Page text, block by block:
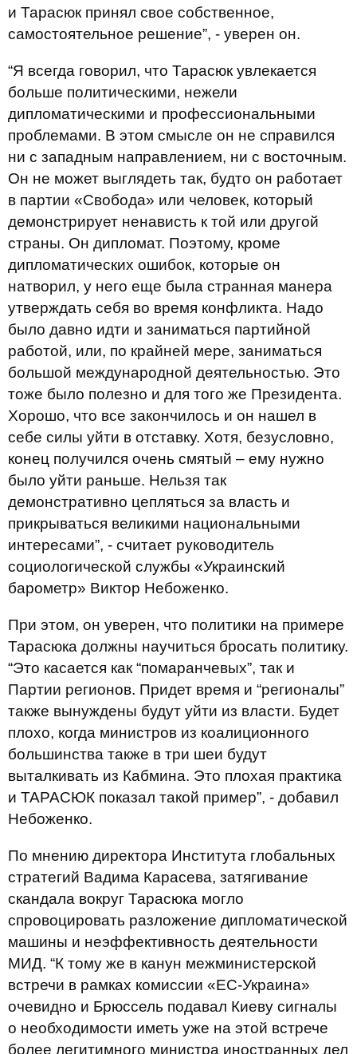
и Тарасюк принял свое собственное,
самостоятельное решение”, - уверен он.
“Я всегда говорил, что Тарасюк увлекается
больше политическими, нежели
дипломатическими и профессиональными
проблемами. В этом смысле он не справился
ни с западным направлением, ни с восточным.
Он не может выглядеть так, будто он работает
в партии «Свобода» или человек, который
демонстрирует ненависть к той или другой
страны. Он дипломат. Поэтому, кроме
дипломатических ошибок, которые он
натворил, у него еще была странная манера
утверждать себя во время конфликта. Надо
было давно идти и заниматься партийной
работой, или, по крайней мере, заниматься
большой международной деятельностью. Это
тоже было полезно и для того же Президента.
Хорошо, что все закончилось и он нашел в
себе силы уйти в отставку. Хотя, безусловно,
конец получился очень смятый – ему нужно
было уйти раньше. Нельзя так
демонстративно цепляться за власть и
прикрываться великими национальными
интересами”, - считает руководитель
социологической службы «Украинский
барометр» Виктор Небоженко.
При этом, он уверен, что политики на примере
Тарасюка должны научиться бросать политику.
“Это касается как “помаранчевых”, так и
Партии регионов. Придет время и “регионалы”
также вынуждены будут уйти из власти. Будет
плохо, когда министров из коалиционного
большинства также в три шеи будут
выталкивать из Кабмина. Это плохая практика
и ТАРАСЮК показал такой пример”, - добавил
Небоженко.
По мнению директора Института глобальных
стратегий Вадима Карасева, затягивание
скандала вокруг Тарасюка могло
спровоцировать разложение дипломатической
машины и неэффективность деятельности
МИД. “К тому же в канун межминистерской
встречи в рамках комиссии «ЕС-Украина»
очевидно и Брюссель подавал Киеву сигналы
о необходимости иметь уже на этой встрече
более легитимного министра иностранных дел